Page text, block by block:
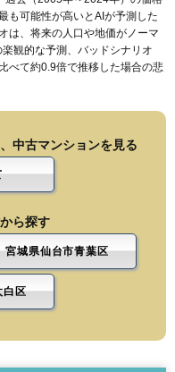
も可能性が高いとAIが予測した
は、将来の人口や地価がノーマ
観的な予測、バッドシナリオ
べて約0.9倍で推移した場合の悲
中古マンションを見る
ら探す
宮城県仙台市青葉区
白区